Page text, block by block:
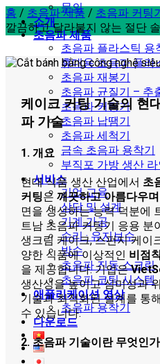
문의
소개
초음파 제품
초음파 플라스틱 용
휴대용 초음파 플라
초음파 재봉기
초음파 균질기 – 추
초음파 커팅기
초음파 납땜기
초음파 세척기
금속 초음파 용착기
부직포 가방 생산 라
서비스
기업 교육
상담 및 설계
기계 가공
수리 · 유지보수
방수
초음파 진동 스크린
초음파 코팅 시스템
애플리케이션 영상
초음파 용착기
다운로드
홈 / 초음파 제품 / 초음파 커팅
깔끔하고 달라붙지 않는 절단
케이크 커팅 기술의 현
파 기술
1. 개요
현대 식품 생산 산업에서 초
커팅은 깨끗하고 아름다우
면을 생성하는 능력 덕분에
트남 초음파 커팅기 응용 분
생크림 케이크, 스펀지 케이
양한 식품에 이상적인 비점
을 제공합니다. 기업은
생산성을 높이고 심미성과
기술과 최적화된 설계를 통
수 있습니다.
2. 초음파 기술이란 무엇인